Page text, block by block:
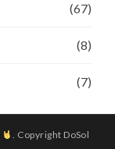
(67)
(8)
(7)
. Copyright DoSol